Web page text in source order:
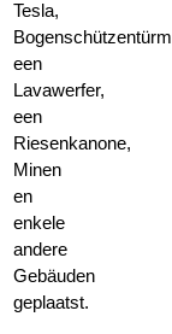
Tesla,
een
Lavawerfer,
een
Riesenkanone,
Minen
en
enkele
andere
Gebäuden
geplaatst.